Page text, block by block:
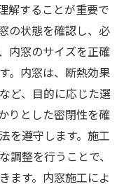
解することが重要で
の状態を確認し、必
内窓のサイズを正確
。内窓は、断熱効果
ど、目的に応じた選
りとした密閉性を確
を遵守します。施工
調整を行うことで、
ます。内窓施工によ